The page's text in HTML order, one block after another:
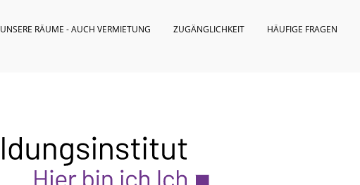
UNSERE RÄUME - AUCH VERMIETUNG ZUGÄNGLICHKEIT HÄUFIGE FRAGEN